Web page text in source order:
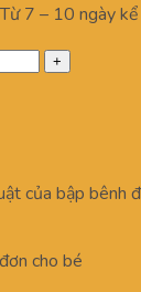
7 – 10 ngày
của bập bênh
cho bé